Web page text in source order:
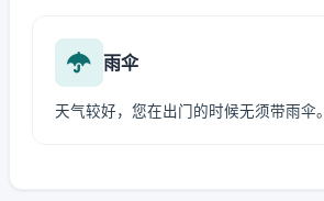
雨伞
天气较好，您在出门的时候无须带雨伞。